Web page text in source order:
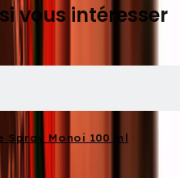
vous intéresser
Spray Monoi 100 ml